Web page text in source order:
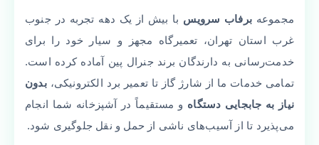
مجموعه برفاب سرویس با بیش از یک دهه تجربه در جنوب
غرب استان تهران، تعمیرگاه مجهز و سیار خود را برای
خدمت‌رسانی به دارندگان برند جنرال پین آماده کرده است.
تمامی خدمات ما از شارژ گاز تا تعمیر برد الکترونیکی،بدون
نیاز به جابجایی دستگاه و مستقیماً در آشپزخانه شما انجام
می‌پذیرد تا از آسیب‌های ناشی از حمل و نقل جلوگیری شود.